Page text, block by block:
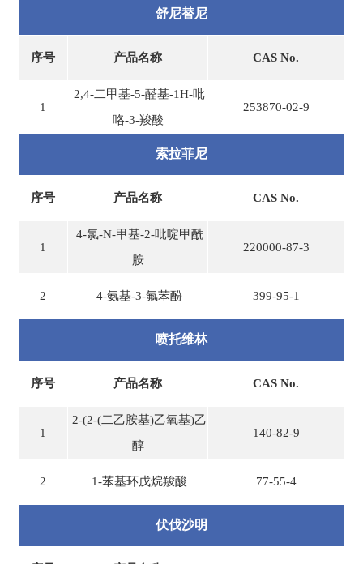
舒尼替尼
序号 产品名称 CAS No.
1
2,4-二甲基-5-醛基-1H-吡
咯-3-羧酸
253870-02-9
索拉菲尼
序号 产品名称 CAS No.
1
4-氯-N-甲基-2-吡啶甲酰
胺
220000-87-3
2 4-氨基-3-氟苯酚 399-95-1
喷托维林
序号 产品名称 CAS No.
1
2-(2-(二乙胺基)乙氧基)乙
醇
140-82-9
2 1-苯基环戊烷羧酸 77-55-4
伏伐沙明